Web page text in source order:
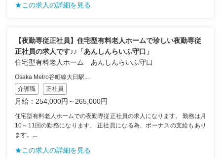
★この求人の詳細を見る
【夜勤専従正社員】住宅型有料老人ホームで珍しい夜勤専従
正社員の求人です♪♪「あんしんらいふ守口」
住宅型有料老人ホーム あんしんらいふ守口
Osaka Metro谷町線大日駅...
介護職
正社員
月給：254,000円～265,000円
住宅型有料老人ホームでの夜勤専従正社員の求人になります。 勤務は月
10～11回の勤務になります。 正社員になる為、ボーナスの支給もあり
ます。...
★この求人の詳細を見る